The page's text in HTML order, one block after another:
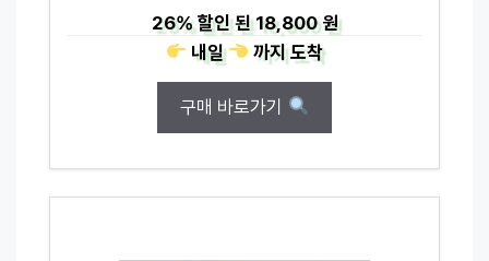
26%할인 된18,800 원
내일
까지도착
구매 바로가기